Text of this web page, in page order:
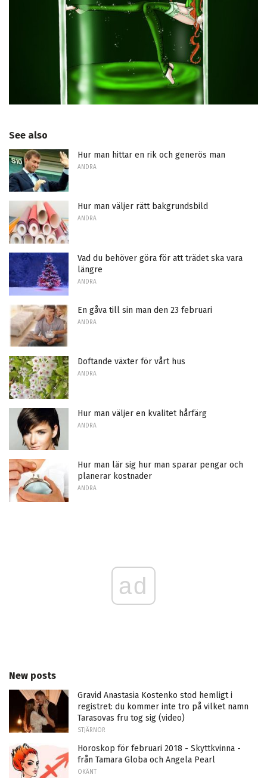
See also
Hur man hittar en rik och generös man
ANDRA
Hur man väljer rätt bakgrundsbild
ANDRA
Vad du behöver göra för att trädet ska vara
längre
ANDRA
En gåva till sin man den 23 februari
ANDRA
Doftande växter för vårt hus
ANDRA
Hur man väljer en kvalitet hårfärg
ANDRA
Hur man lär sig hur man sparar pengar och
planerar kostnader
ANDRA
ad
New posts
Gravid Anastasia Kostenko stod hemligt i
registret: du kommer inte tro på vilket namn
Tarasovas fru tog sig (video)
STJÄRNOR
Horoskop för februari 2018 - Skyttkvinna -
från Tamara Globa och Angela Pearl
OKÄNT